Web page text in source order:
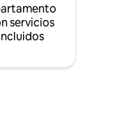
servicios